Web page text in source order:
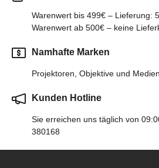
Warenwert bis 499€ – Lieferung:
Warenwert ab 500€ – keine
Namhafte Marken
Projektoren, Objektive und
Kunden Hotline
Sie erreichen uns täglich von
380168